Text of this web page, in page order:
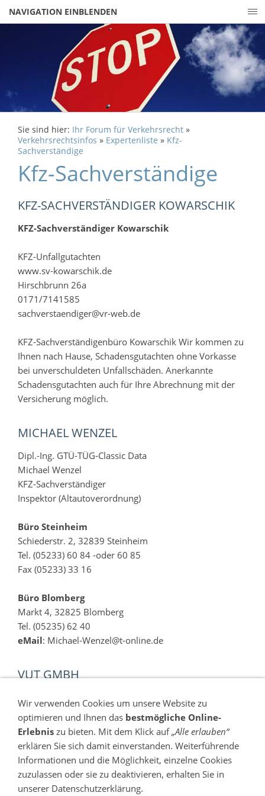
NAVIGATION EINBLENDEN
Sie sind hier: Ihr Forum für Verkehrsrecht »
Verkehrsrechtsinfos » Expertenliste » Kfz-
Sachverständige
Kfz-Sachverständige
KFZ-SACHVERSTÄNDIGER KOWARSCHIK
KFZ-Sachverständiger Kowarschik
KFZ-Unfallgutachten
www.sv-kowarschik.de
Hirschbrunn 26a
0171/7141585
sachverstaendiger@vr-web.de
KFZ-Sachverständigenbüro Kowarschik Wir kommen zu
Ihnen nach Hause, Schadensgutachten ohne Vorkasse
bei unverschuldeten Unfallschäden. Anerkannte
Schadensgutachten auch für Ihre Abrechnung mit der
Versicherung möglich.
MICHAEL WENZEL
Dipl.-Ing. GTÜ-TÜG-Classic Data
Michael Wenzel
KFZ-Sachverständiger
Inspektor (Altautoverordnung)
Büro Steinheim
Schiederstr. 2, 32839 Steinheim
Tel. (05233) 60 84 -oder 60 85
Fax (05233) 33 16
Büro Blomberg
Markt 4, 32825 Blomberg
Tel. (05235) 62 40
eMail: Michael-Wenzel@t-online.de
VUT GMBH
Die Experten von der VUT GmbH prüfen Ihre
Geschwindigkeits- oder Abstandsmessung auf technisch
Fehler!
http://www.vutonline.de
Wir verwenden Cookies um unsere Website zu
optimieren und Ihnen das bestmögliche Online-
Erlebnis zu bieten. Mit dem Klick auf„Alle erlauben“
erklären Sie sich damit einverstanden. Weiterführende
Informationen und die Möglichkeit, einzelne Cookies
zuzulassen oder sie zu deaktivieren, erhalten Sie in
unserer Datenschutzerklärung.